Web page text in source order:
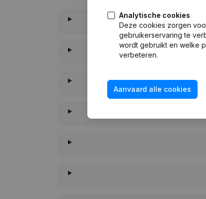
Analytische cookies
Deze cookies zorgen
gebruikerservaring te
wordt gebruikt en welke
verbeteren.
Aanvaard alle cookies